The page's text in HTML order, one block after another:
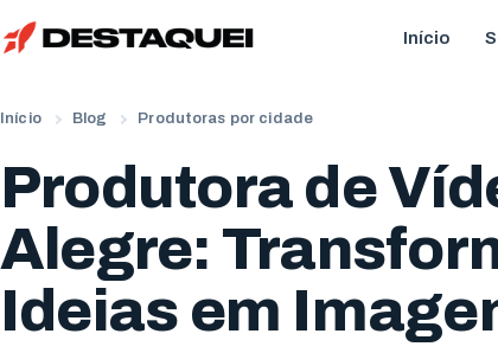
Início
Início Blog Produtoras por cidade
Produtora de
Alegre:
Ideias em